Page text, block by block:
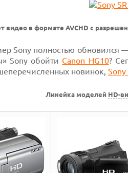
видео в формате AVCHD с
Sony полностью обновился
Sony обойти Canon HG10?
новинок, Sony
Линейка моделей HD-